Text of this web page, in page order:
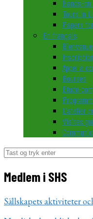
Hands-on
Tours in
Papers
En français
Inscription
Appel à
Bourses
Etude
L’atelier
Visites
Søg
Medlem i SHS
Sällskapets aktiviteter